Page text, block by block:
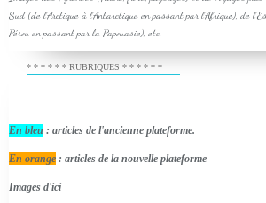
Sud (de l'Arctique à l'Antarctique en passant par l'Afrique), de
Pérou en passant par la Papouasie), etc.
* * * * * * RUBRIQUES * * * * * *
En bleu : articles de l'ancienne plateforme.
En orange : articles de la nouvelle plateforme
Images d'ici